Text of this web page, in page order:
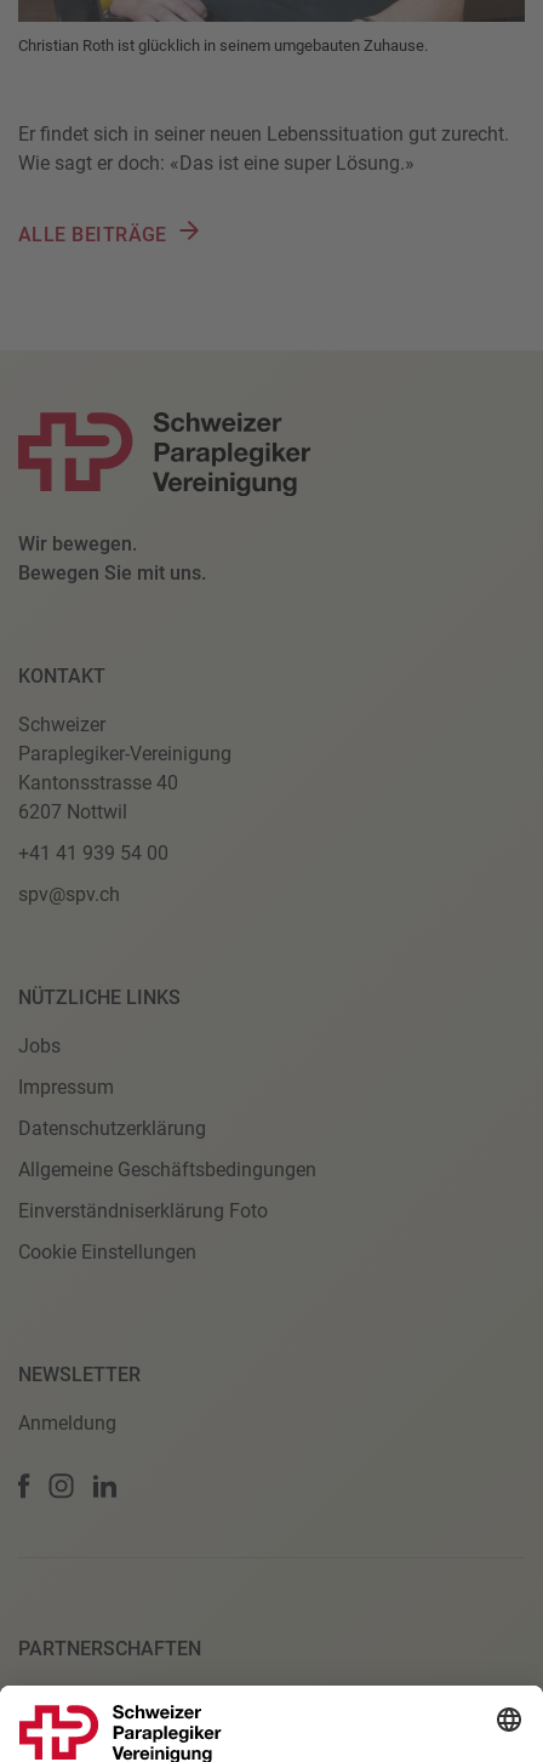
Christian Roth ist glücklich in seinem umgebauten Zuhause.
Er findet sich in seiner neuen Lebenssituation gut zurecht.
Wie sagt er doch: «Das ist eine super Lösung.»
ALLE BEITRÄGE
Wir bewegen.
Bewegen Sie mit uns.
KONTAKT
Schweizer
Paraplegiker-Vereinigung
Kantonsstrasse 40
6207 Nottwil
+41 41 939 54 00
spv@spv.ch
NÜTZLICHE LINKS
Jobs
Impressum
Datenschutzerklärung
Allgemeine Geschäftsbedingungen
Einverständniserklärung Foto
Cookie Einstellungen
NEWSLETTER
Anmeldung
PARTNERSCHAFTEN